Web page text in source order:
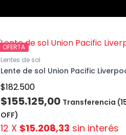
OFERTA
Lentes de sol
Lente de sol Union Pacific
$182.500
$155.125,00 Transferencia
OFF)
12 X $15.208,33 sin interés